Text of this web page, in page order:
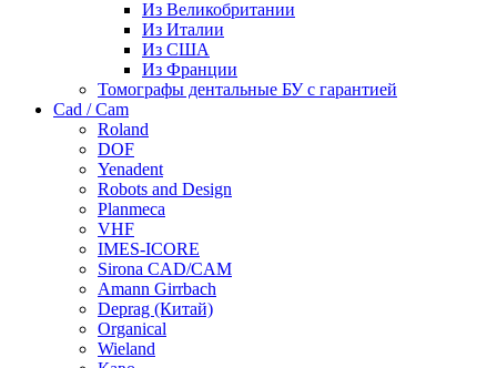
Из Великобритании
Из Италии
Из США
Из Франции
Томографы дентальные БУ с гарантией
Cad / Cam
Roland
DOF
Yenadent
Robots and Design
Planmeca
VHF
IMES-ICORE
Sirona CAD/CAM
Amann Girrbach
Deprag (Китай)
Organical
Wieland